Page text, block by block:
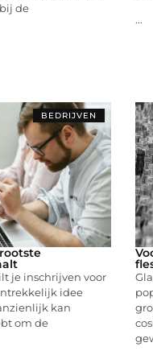
de
...
BEDRIJVEN
je inschrijven voor
idee
kan
om de